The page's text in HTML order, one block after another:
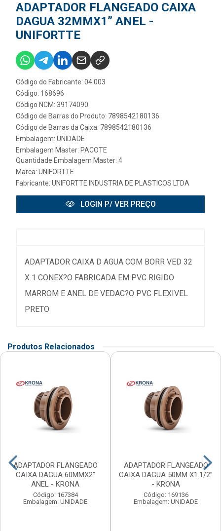
ADAPTADOR FLANGEADO CAIXA
DAGUA 32MMX1” ANEL -
UNIFORTTE
Código do Fabricante: 04.003
Código: 168696
Código NCM: 39174090
Código de Barras do Produto: 7898542180136
Código de Barras da Caixa: 7898542180136
Embalagem: UNIDADE
Embalagem Master: PACOTE
Quantidade Embalagem Master: 4
Marca: UNIFORTTE
Fabricante: UNIFORTTE INDUSTRIA DE PLASTICOS LTDA
LOGIN P/ VER PREÇO
ADAPTADOR CAIXA D AGUA COM BORR VED 32
X 1 CONEX?O FABRICADA EM PVC RIGIDO
MARROM E ANEL DE VEDAC?O PVC FLEXIVEL
PRETO
Produtos Relacionados
ADAPTADOR FLANGEADO
CAIXA DAGUA 60MMX2”
ANEL - KRONA
Código: 167384
Embalagem: UNIDADE
ADAPTADOR FLANGEADO
CAIXA DAGUA 50MM X1.1/2”
- KRONA
Código: 169136
Embalagem: UNIDADE